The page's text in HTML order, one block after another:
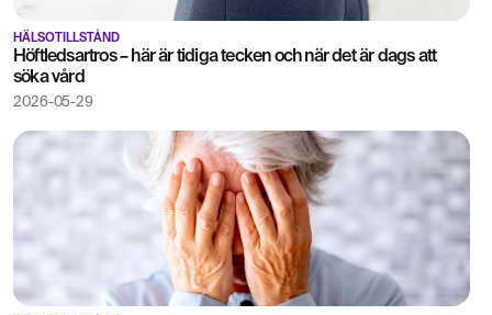
HÄLSOTILLSTÅND
Höftledsartros – här är tidiga tecken och när det är dags att
söka vård
2026-05-29